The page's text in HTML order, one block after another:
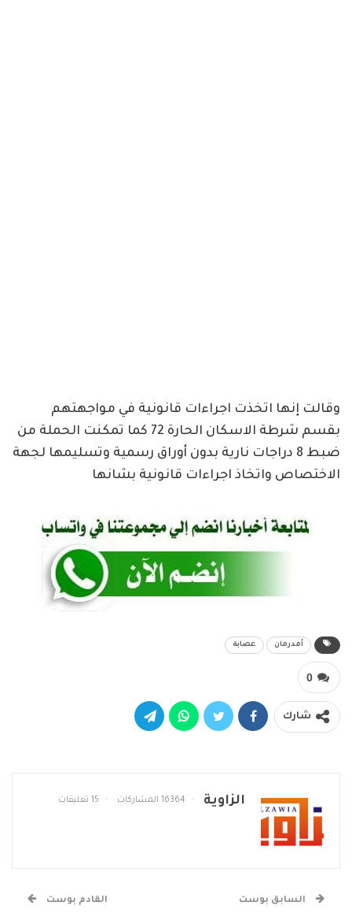
وقالت إنها اتخذت اجراءات قانونية في مواجهتهم
بقسم شرطة الاسكان الحارة 72 كما تمكنت الحملة من
ضبط 8 دراجات نارية بدون أوراق رسمية وتسليمها لجهة
الاختصاص واتخاذ اجراءات قانونية بشانها
أمدرمان عصابة
0
شارك
الزاوية 16364 المشاركات 15 تعليقات
السابق بوست القادم بوست